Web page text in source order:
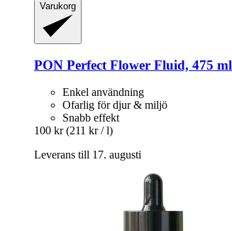
Varukorg
PON Perfect Flower Fluid, 475 ml
Enkel användning
Ofarlig för djur & miljö
Snabb effekt
100 kr (211 kr / l)
Leverans till 17. augusti